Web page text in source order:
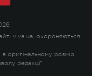
viva.ua, охороняються
оригінальному розмірі
редакції